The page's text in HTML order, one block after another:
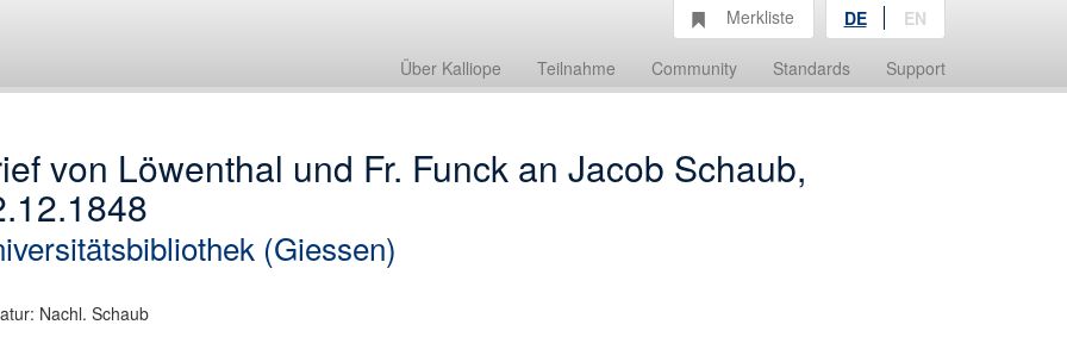
Über Kalliope Teilnahme Community Standards Support
Merkliste DE EN
von Löwenthal und Fr. Funck an Jacob Schaub,
(Giessen)
Nachl. Schaub